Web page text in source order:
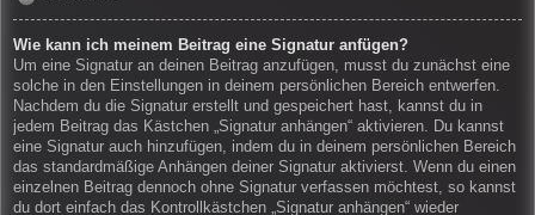
Wie kann ich meinem Beitrag eine Signatur anfügen?
Um eine Signatur an deinen Beitrag anzufügen, musst du zunächst eine
solche in den Einstellungen in deinem persönlichen Bereich entwerfen.
Nachdem du die Signatur erstellt und gespeichert hast, kannst du in
jedem Beitrag das Kästchen „Signatur anhängen“ aktivieren. Du kannst
eine Signatur auch hinzufügen, indem du in deinem persönlichen Bereich
das standardmäßige Anhängen deiner Signatur aktivierst. Wenn du einen
einzelnen Beitrag dennoch ohne Signatur verfassen möchtest, so kannst
du dort einfach das Kontrollkästchen „Signatur anhängen“ wieder